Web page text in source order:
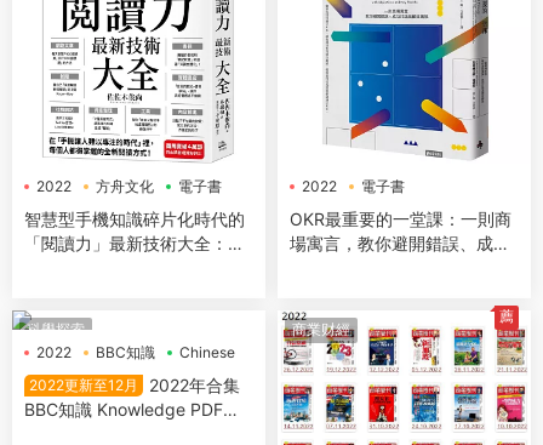
2022 方舟文化 電子書
智慧型手機知識碎片化時代的
「閱讀力」最新技術大全：把
大化！
2022 電子書
OKR最重要的一堂課：一則商
場寓言，教你避開錯誤、成功
科學探索
2022
BBC知識
Chinese
2022更新至12月
2022年合集
BBC知識 Knowledge PDF電
商業财經
薦